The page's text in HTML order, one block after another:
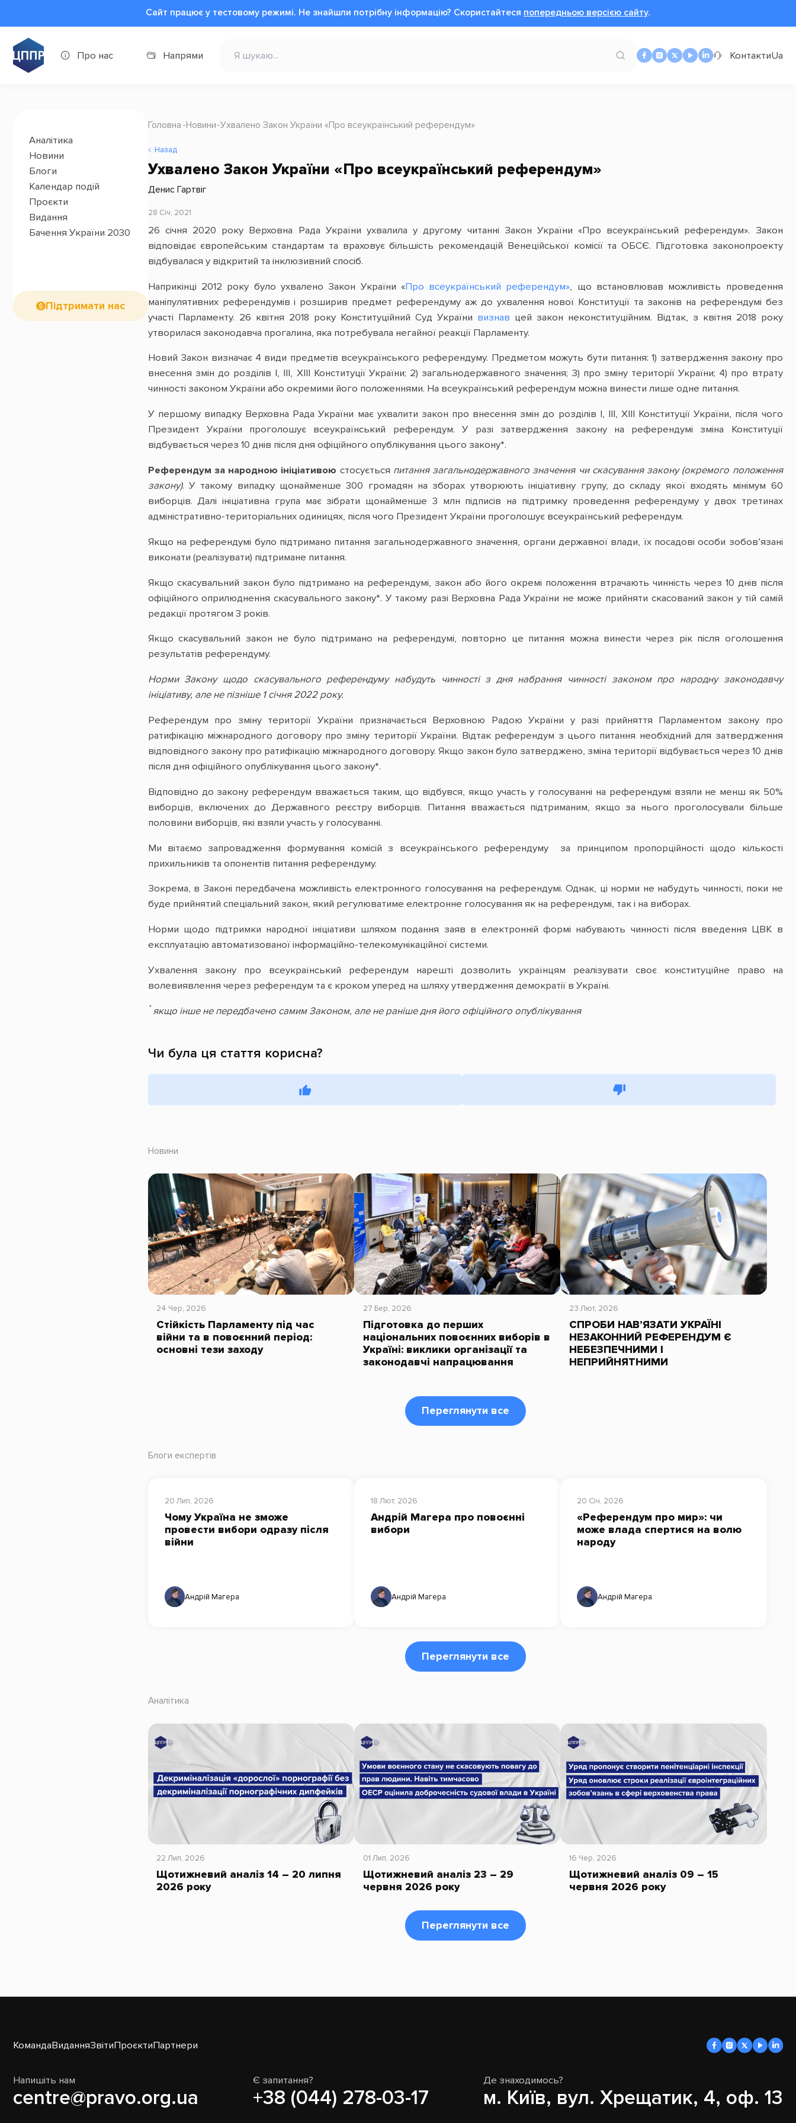
Сайт працює у тестовому режимі. Не знайшли потрібну інформацію? Cкористайтеся попередньою версією сайту.
Про нас Напрями КонтактиUa
Аналітика
Новини
Блоги
Календар подій
Проєкти
Видання
Бачення України 2030
Підтримати нас
Головна Новини Ухвалено Закон України «Про всеукраїнський референдум»
Назад
Ухвалено Закон України «Про всеукраїнський референдум»
Денис Гартвіг
28 Січ, 2021
26 січня 2020 року Верховна Рада України ухвалила у другому читанні Закон України «Про всеукраїнський референдум». Закон
відповідає європейським стандартам та враховує більшість рекомендацій Венеційської комісії та ОБСЄ. Підготовка законопроекту
відбувалася у відкритий та інклюзивний спосіб.
Наприкінці 2012 року було ухвалено Закон України «Про всеукраїнський референдум», що встановлював можливість проведення
маніпулятивних референдумів і розширив предмет референдуму аж до ухвалення нової Конституції та законів на референдумі без
участі Парламенту. 26 квітня 2018 року Конституційний Суд України визнав цей закон неконституційним. Відтак, з квітня 2018 року
утворилася законодавча прогалина, яка потребувала негайної реакції Парламенту.
Новий Закон визначає 4 види предметів всеукраїнського референдуму. Предметом можуть бути питання: 1) затвердження закону про
внесення змін до розділів І, ІІІ, XIII Конституції України; 2) загальнодержавного значення; 3) про зміну території України; 4) про втрату
чинності законом України або окремими його положеннями. На всеукраїнський референдум можна винести лише одне питання.
У першому випадку Верховна Рада України має ухвалити закон про внесення змін до розділів І, ІІІ, XIII Конституції України, після чого
Президент України проголошує всеукраїнський референдум. У разі затвердження закону на референдумі зміна Конституції
відбувається через 10 днів після дня офіційного опублікування цього закону*.
Референдум за народною ініціативою стосується питання загальнодержавного значення чи скасування закону (окремого положення
закону). У такому випадку щонайменше 300 громадян на зборах утворюють ініціативну групу, до складу якої входять мінімум 60
виборців. Далі ініціативна група має зібрати щонайменше 3 млн підписів на підтримку проведення референдуму у двох третинах
адміністративно-територіальних одиницях, після чого Президент України проголошує всеукраїнський референдум.
Якщо на референдумі було підтримано питання загальнодержавного значення, органи державної влади, їх посадові особи зобов’язані
виконати (реалізувати) підтримане питання.
Якщо скасувальний закон було підтримано на референдумі, закон або його окремі положення втрачають чинність через 10 днів після
офіційного оприлюднення скасувального закону*. У такому разі Верховна Рада України не може прийняти скасований закон у тій самій
редакції протягом 3 років.
Якщо скасувальний закон не було підтримано на референдумі, повторно це питання можна винести через рік після оголошення
результатів референдуму.
Норми Закону щодо скасувального референдуму набудуть чинності з дня набрання чинності законом про народну законодавчу
ініціативу, але не пізніше 1 січня 2022 року.
Референдум про зміну території України призначається Верховною Радою України у разі прийняття Парламентом закону про
ратифікацію міжнародного договору про зміну території України. Відтак референдум з цього питання необхідний для затвердження
відповідного закону про ратифікацію міжнародного договору. Якщо закон було затверджено, зміна території відбувається через 10 днів
після дня офіційного опублікування цього закону*.
Відповідно до закону референдум вважається таким, що відбувся, якщо участь у голосуванні на референдумі взяли не менш як 50%
виборців, включених до Державного реєстру виборців. Питання вважається підтриманим, якщо за нього проголосували більше
половини виборців, які взяли участь у голосуванні.
Ми вітаємо запровадження формування комісій з всеукраїнського референдуму за принципом пропорційності щодо кількості
прихильників та опонентів питання референдуму.
Зокрема, в Законі передбачена можливість електронного голосування на референдумі. Однак, ці норми не набудуть чинності, поки не
буде прийнятий спеціальний закон, який регулюватиме електронне голосування як на референдумі, так і на виборах.
Норми щодо підтримки народної ініціативи шляхом подання заяв в електронній формі набувають чинності після введення ЦВК в
експлуатацію автоматизованої інформаційно-телекомунікаційної системи.
Ухвалення закону про всеукраїнський референдум нарешті дозволить українцям реалізувати своє конституційне право на
волевиявлення через референдум та є кроком уперед на шляху утвердження демократії в Україні.
*якщо інше не передбачено самим Законом, але не раніше дня його офіційного опублікування
Чи була ця стаття корисна?
Новини
24 Чер, 2026
Стійкість Парламенту під час
війни та в повоєнний період:
основні тези заходу
27 Бер, 2026
Підготовка до перших
національних повоєнних виборів в
Україні: виклики організації та
законодавчі напрацювання
23 Лют, 2026
СПРОБИ НАВ’ЯЗАТИ УКРАЇНІ
НЕЗАКОННИЙ РЕФЕРЕНДУМ Є
НЕБЕЗПЕЧНИМИ І
НЕПРИЙНЯТНИМИ
Переглянути все
Блоги експертів
20 Лип, 2026
Чому Україна не зможе
провести вибори одразу після
війни
Андрій Магера
18 Лют, 2026
Андрій Магера про повоєнні
вибори
Андрій Магера
20 Січ, 2026
«Референдум про мир»: чи
може влада спертися на волю
народу
Андрій Магера
Переглянути все
Аналітика
22 Лип, 2026
Щотижневий аналіз 14 – 20 липня
2026 року
01 Лип, 2026
Щотижневий аналіз 23 – 29
червня 2026 року
16 Чер, 2026
Щотижневий аналіз 09 – 15
червня 2026 року
Переглянути все
КомандаВиданняЗвітиПроєктиПартнери
Напишіть нам
centre@pravo.org.ua
Є запитання?
+38 (044) 278-03-17
Де знаходимось?
м. Київ, вул. Хрещатик, 4, оф. 13